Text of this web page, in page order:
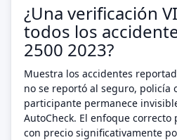
¿Una verificación
todos los
2500 2023?
Muestra los accidentes
no se reportó al seguro, policía
participante permanece
AutoCheck. El enfoque correcto
con precio significativamente